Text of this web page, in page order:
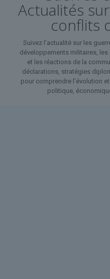
Actualités
conflits
Suivez l’actualité sur les
développements militaires,
et les réactions de la
déclarations, stratégies
pour comprendre l’évolution
politique,